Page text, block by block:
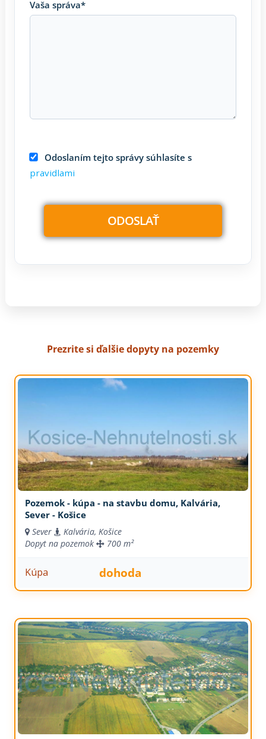
Vaša správa*
Odoslaním tejto správy súhlasíte s
pravidlami
Prezrite si ďalšie dopyty na pozemky
Pozemok - kúpa - na stavbu domu, Kalvária,
Sever - Košice
Sever
Kalvária, Košice
Dopyt na pozemok
700 m²
Kúpa dohoda